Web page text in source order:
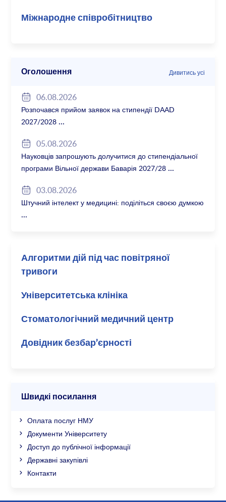
Міжнародне співробітництво
Оголошення Дивитись усі
06.08.2026
Розпочався прийом заявок на стипендії DAAD
2027/2028
05.08.2026
Науковців запрошують долучитися до стипендіальної
програми Вільної держави Баварія 2027/28
03.08.2026
Штучний інтелект у медицині: поділіться своєю думкою
Алгоритми дій під час повітряної
тривоги
Університетська клініка
Стоматологічний медичний центр
Довідник безбар’єрності
Швидкі посилання
Оплата послуг НМУ
Документи Університету
Доступ до публічної інформації
Державні закупівлі
Контакти